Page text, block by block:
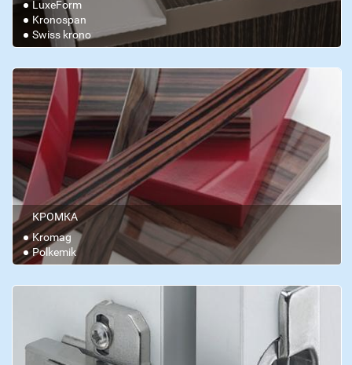
LuxeForm
Kronospan
Swiss krono
КРОМКА
Kromag
Polkemik